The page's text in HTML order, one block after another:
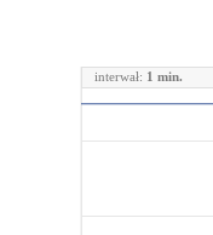
interwał: 1 min.